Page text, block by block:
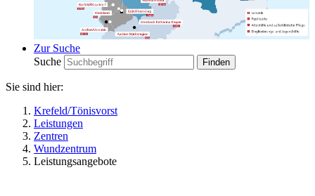
Zur Suche
Suche
Sie sind hier:
Krefeld/Tönisvorst
Leistungen
Zentren
Wundzentrum
Leistungsangebote